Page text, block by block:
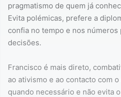
pragmatismo de quem já
Evita polémicas, prefere a
confia no tempo e nos números
decisões.
Francisco é mais direto,
ao ativismo e ao contacto com
quando necessário e não evita